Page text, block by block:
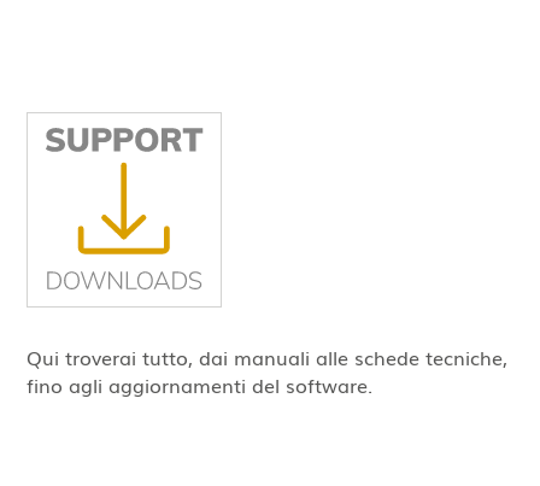
Qui troverai tutto, dai manuali alle schede tecniche,
fino agli aggiornamenti del software.